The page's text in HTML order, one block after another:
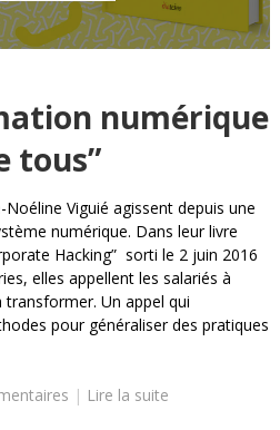
numérique
tous”
Viguié agissent depuis une
numérique. Dans leur livre
Hacking” sorti le 2 juin 2016
elles appellent les salariés à
Un appel qui
pour généraliser des pratiques
| Lire la suite